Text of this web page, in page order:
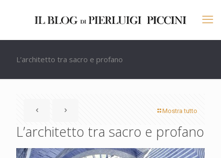
L’architetto tra sacro e profano
Mostra tutto
L’architetto tra sacro e profano